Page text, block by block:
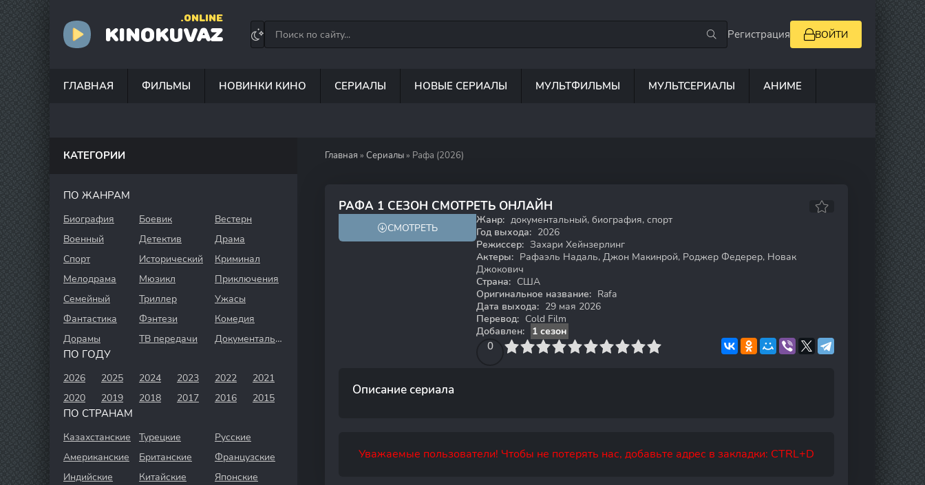
KINOKUVAZ
.ONLINE
Регистрация ВОЙТИ
ГЛАВНАЯ ФИЛЬМЫ НОВИНКИ КИНО СЕРИАЛЫ НОВЫЕ СЕРИАЛЫ МУЛЬТФИЛЬМЫ МУЛЬТСЕРИАЛЫ АНИМЕ
Главная » Сериалы » Рафа (2026)
РАФА 1 СЕЗОН СМОТРЕТЬ ОНЛАЙН
СМОТРЕТЬ
Жанр: документальный, биография, спорт
Год выхода: 2026
Режиссер: Захари Хейнзерлинг
Актеры: Рафаэль Надаль, Джон Макинрой, Роджер Федерер, Новак
Джокович
Страна: США
Оригинальное название: Rafa
Дата выхода: 29 мая 2026
Перевод: Cold Film
Добавлен:
1 сезон
0
4 6 7 8 9 10
Описание сериала
Уважаемые пользователи! Чтобы не потерять нас, добавьте адрес в закладки: CTRL+D
КАТЕГОРИИ
ПО ЖАНРАМ
Биография Боевик
Вестерн
Военный
Детектив
Драма
Спорт
Исторический
Криминал
Мелодрама
Мюзикл
Приключения
Семейный
Триллер
Ужасы
Фантастика
Фэнтези
Комедия
Дорамы
ТВ передачи Документальный
ПО ГОДУ
2026 2025 2024 2023 2022
2021
2020
2019 2018 2017 2016 2015
ПО СТРАНАМ
Казахстанские Турецкие
Русские
Американские
Британские
Французские
Индийские
Китайские Японские